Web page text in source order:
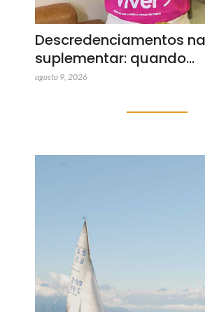
Descredenciamentos
suplementar: quando…
agosto 9, 2026